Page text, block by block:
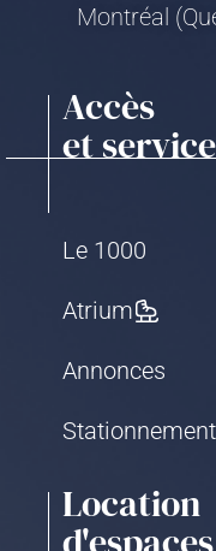
Montréal
Accès
et
Le 1000
Atrium
Annonces
Stationnement
Location